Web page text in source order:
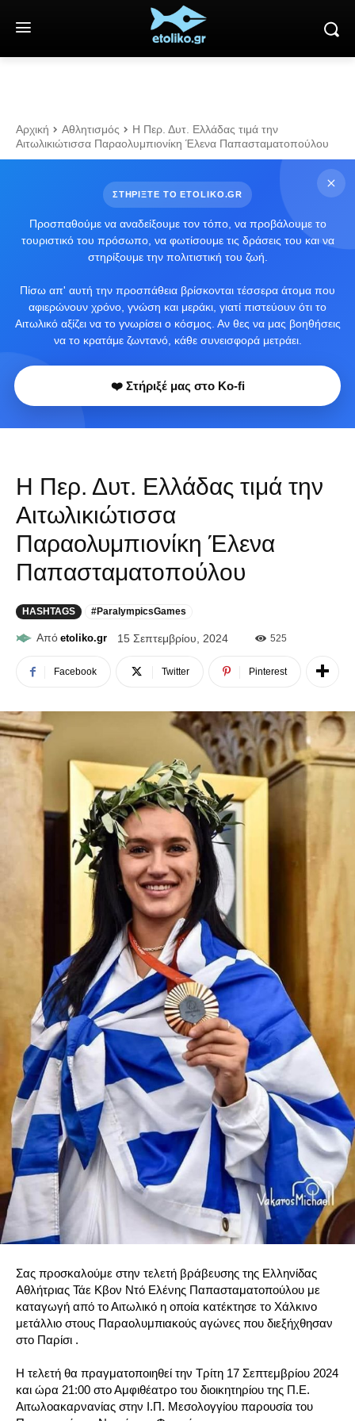
Αρχική Αθλητισμός
Η Περ. Δυτ. Ελλάδας τιμά την
Αιτωλικιώτισσα Παραολυμπιονίκη Έλενα Παπασταματοπούλου
ΣΤΗΡΙΞΤΕ ΤΟ ETOLIKO.GR
Προσπαθούμε να αναδείξουμε τον τόπο, να προβάλουμε το
τουριστικό του πρόσωπο, να φωτίσουμε τις δράσεις του και να
στηρίξουμε την πολιτιστική του ζωή.
Πίσω απ' αυτή την προσπάθεια βρίσκονται τέσσερα άτομα που
αφιερώνουν χρόνο, γνώση και μεράκι, γιατί πιστεύουν ότι το
Αιτωλικό αξίζει να το γνωρίσει ο κόσμος. Αν θες να μας βοηθήσεις
να το κρατάμε ζωντανό, κάθε συνεισφορά μετράει.
❤️ Στήριξέ μας στο Ko-fi
Η Περ. Δυτ. Ελλάδας τιμά την
Αιτωλικιώτισσα
Παραολυμπιονίκη Έλενα
Παπασταματοπούλου
HASHTAGS #ParalympicsGames
Από etoliko.gr 15 Σεπτεμβρίου, 2024 525
Facebook Twitter Pinterest
Σας προσκαλούμε στην τελετή βράβευσης της Ελληνίδας
Αθλήτριας Τάε Κβον Ντό Ελένης Παπασταματοπούλου με
καταγωγή από το Αιτωλικό η οποία κατέκτησε το Χάλκινο
μετάλλιο στους Παραολυμπιακούς αγώνες που διεξήχθησαν
στο Παρίσι .
Η τελετή θα πραγματοποιηθεί την Τρίτη 17 Σεπτεμβρίου 2024
και ώρα 21:00 στο Αμφιθέατρο του διοικητηρίου της Π.Ε.
Αιτωλοακαρνανίας στην Ι.Π. Μεσολογγίου παρουσία του